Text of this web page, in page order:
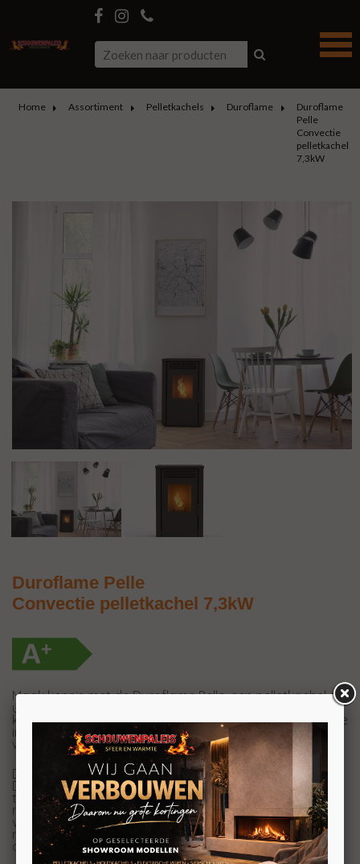
Home Assortiment Pelletkachels Duroflame
Duroflame
Pelle
Convectie
pelletkachel
7,3kW
Duroflame Pelle
Convectie pelletkachel 7,3kW
Maak kennis met de Duroflame Pelle, een pelletkachel die
uitblinkt in design, gebruiksgemak en efficiëntie. Deze
kachel combineert een strak, modern uiterlijk met slimme
innovaties, waardoor het de perfecte keuze is voor wie
warmte en stijl in huis wil halen.
De Pelle kachel is, net als alle pelletkachels van
Duroflame, volledig instelbaar, met dank aan de
timerfunctie en weekinstelling. De kachel is van een
robuuste kwaliteit, heeft een strak design en een hoge
verbranding. Het display is bovendien op een subtiele
manier verborgen in het pelletsreservoir, waardoor niets
de aangename, nostalgische sfeer nog in de weg staat.